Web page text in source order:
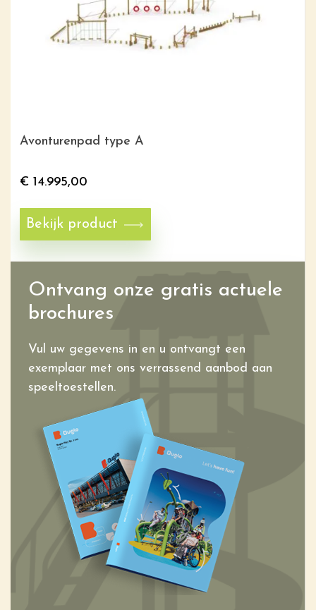
Avonturenpad type A
€ 14.995,00
Bekijk product
Ontvang onze gratis actuele
brochures
Vul uw gegevens in en u ontvangt een
exemplaar met ons verrassend aanbod aan
speeltoestellen.